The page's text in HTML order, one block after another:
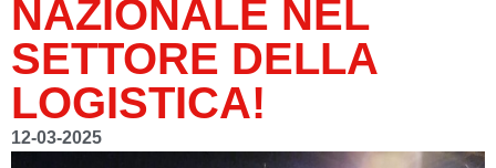
NAZIONALE NEL
SETTORE DELLA
LOGISTICA!
12-03-2025